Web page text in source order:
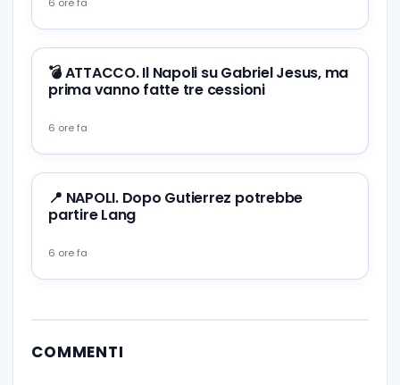
💣 ATTACCO. Il Napoli su Gabriel Jesus, ma
prima vanno fatte tre cessioni
6 ore fa
📍 NAPOLI. Dopo Gutierrez potrebbe
partire Lang
6 ore fa
COMMENTI